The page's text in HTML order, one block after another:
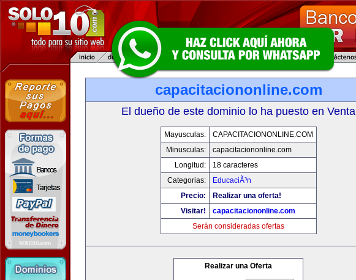
capacitaciononline.com
El dueño de este dominio lo ha puesto en Venta
Mayusculas:
CAPACITACIONONLINE.COM
Minusculas:
capacitaciononline.com
Longitud:
18 caracteres
Categorias:
EducaciÃ³n
Precio:
Realizar una oferta!
Visitar!
capacitaciononline.com
Serán consideradas ofertas
Realizar una Oferta